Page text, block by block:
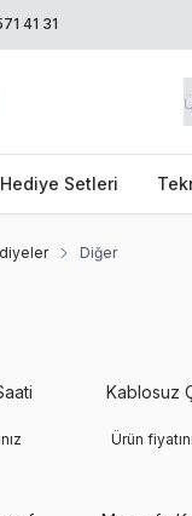
41 31
Hediye Setleri
Diğer
Kablosuz
Ürün